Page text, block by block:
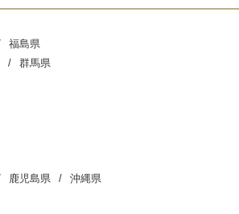
福島県
群馬県
鹿児島県 沖縄県